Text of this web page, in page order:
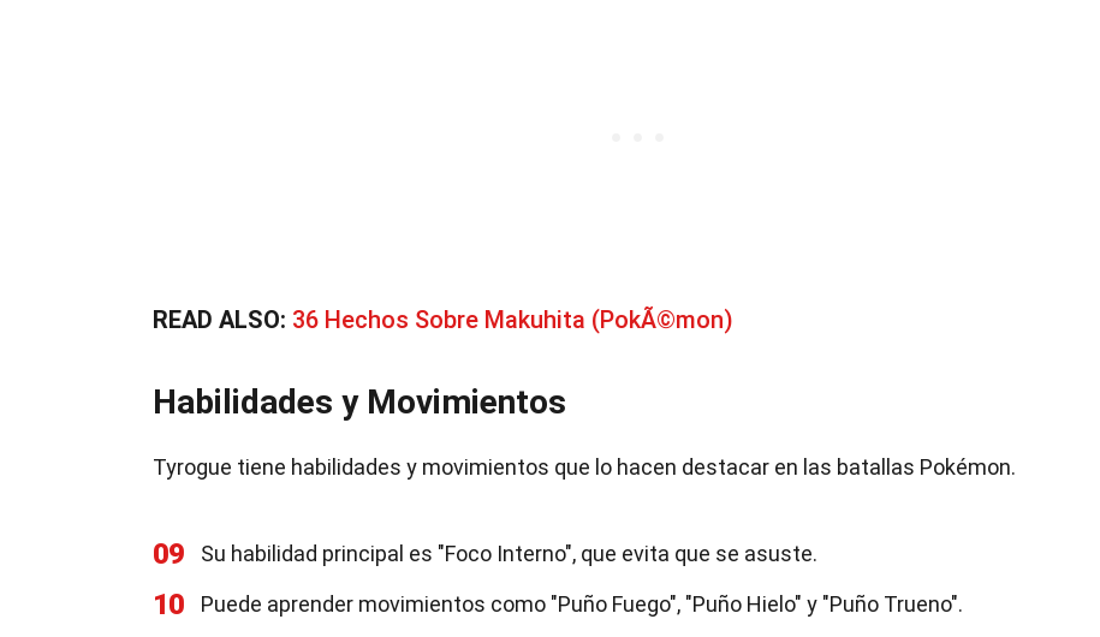
READ ALSO: 36 Hechos Sobre Makuhita (PokÃ©mon)
Habilidades y Movimientos
Tyrogue tiene habilidades y movimientos que lo hacen destacar en las batallas Pokémon.
09 Su habilidad principal es "Foco Interno", que evita que se asuste.
10 Puede aprender movimientos como "Puño Fuego", "Puño Hielo" y "Puño Trueno".